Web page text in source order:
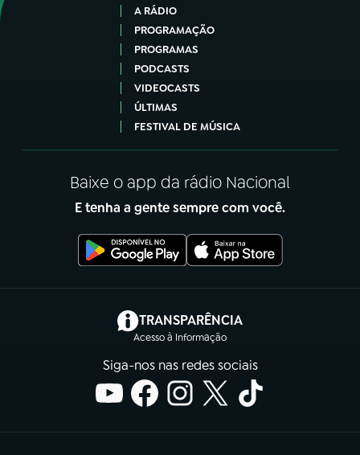
A RÁDIO
PROGRAMAÇÃO
PROGRAMAS
PODCASTS
VIDEOCASTS
ÚLTIMAS
FESTIVAL DE MÚSICA
Baixe o app da rádio Nacional
E tenha a gente sempre com você.
TRANSPARÊNCIA
Acesso à Informação
(abre em nova aba)
Siga-nos nas redes sociais